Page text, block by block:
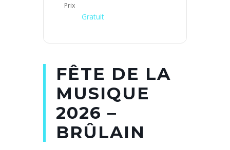
Prix
Gratuit
FÊTE DE LA
MUSIQUE
2026 –
BRÛLAIN